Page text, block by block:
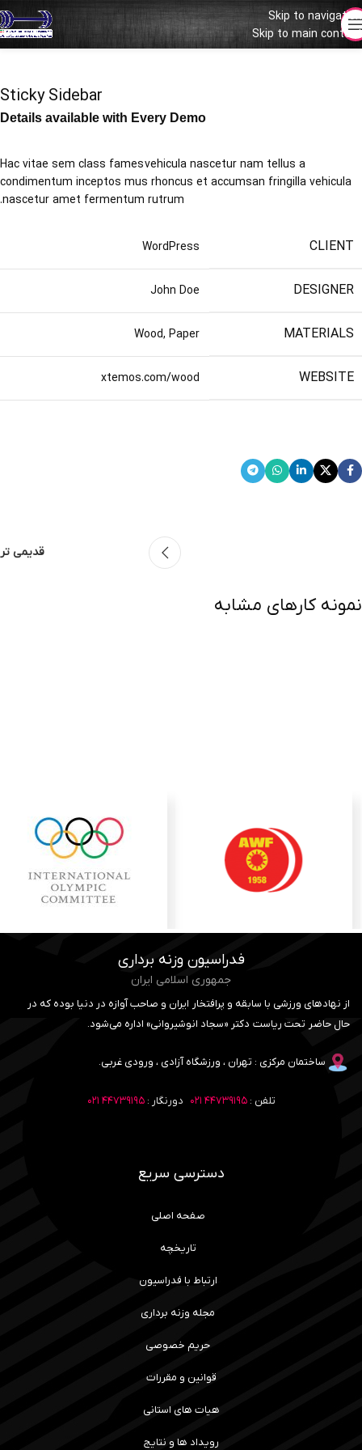
Skip to navigation
Skip to main content
Sticky Sidebar
Details available with Every Demo
Hac vitae sem class fames vehicula nascetur nam tellus a
condimentum inceptos mus rhoncus et accumsan fringilla vehicula
nascetur amet fermentum rutrum.
CLIENT
WordPress
DESIGNER
John Doe
MATERIALS
Wood, Paper
WEBSITE
xtemos.com/wood
قدیمی تر
نمونه کارهای مشابه
فدراسیون وزنه برداری
جمهوری اسلامی ایران
از نهادهای ورزشی با سابقه و پرافتخار ایران و صاحب آوازه در دنیا بوده که در
حال حاضر تحت ریاست دکتر «سجاد انوشیروانی» اداره می‌شود.
ساختمان مرکزی : تهران ، ورزشگاه آزادی ، ورودی غربی.
تلفن :۴۴۷۳۹۱۹۵ ۰۲۱ دورنگار :۴۴۷۳۹۱۹۵ ۰۲۱
دسترسی سریع
صفحه اصلی
تاریخچه
ارتباط با فدراسیون
مجله وزنه برداری
حریم خصوصی
قوانین و مقررات
هیات های استانی
رویداد ها و نتایج